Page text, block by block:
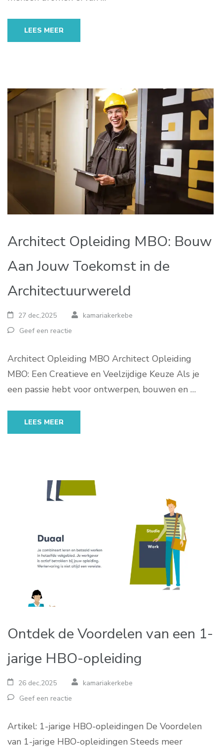
LEES MEER
Architect Opleiding MBO: Bouw
Aan Jouw Toekomst in de
Architectuurwereld
27 dec,2025
kamariakerkebe
Geef een reactie
Architect Opleiding MBO Architect Opleiding
MBO: Een Creatieve en Veelzijdige Keuze Als je
een passie hebt voor ontwerpen, bouwen en …
LEES MEER
Ontdek de Voordelen van een 1-
jarige HBO-opleiding
26 dec,2025
kamariakerkebe
Geef een reactie
Artikel: 1-jarige HBO-opleidingen De Voordelen
van 1-jarige HBO-opleidingen Steeds meer